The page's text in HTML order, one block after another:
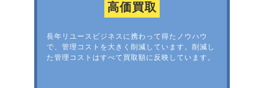
高価買取
長年リユースビジネスに携わって得たノウハウ
で、管理コストを大きく削減しています。削減し
た管理コストはすべて買取額に反映しています。